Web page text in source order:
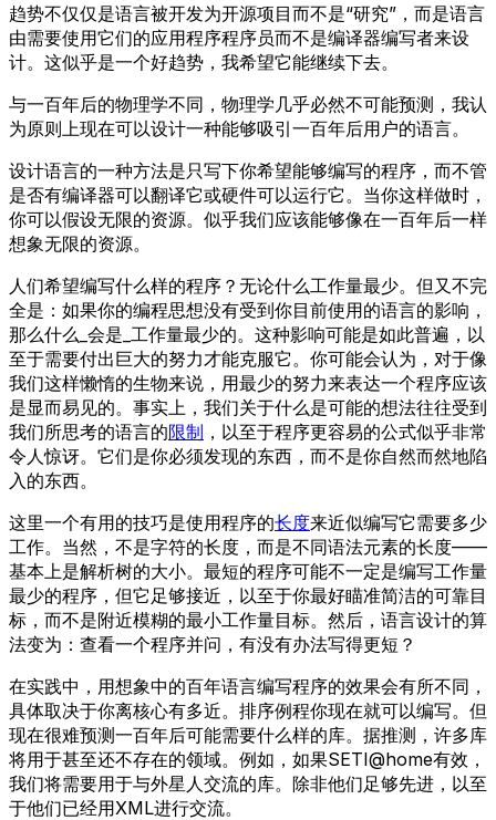
趋势不仅仅是语言被开发为开源项目而不是“研究”，而是语言
由需要使用它们的应用程序程序员而不是编译器编写者来设
计。这似乎是一个好趋势，我希望它能继续下去。
与一百年后的物理学不同，物理学几乎必然不可能预测，我认
为原则上现在可以设计一种能够吸引一百年后用户的语言。
设计语言的一种方法是只写下你希望能够编写的程序，而不管
是否有编译器可以翻译它或硬件可以运行它。当你这样做时，
你可以假设无限的资源。似乎我们应该能够像在一百年后一样
想象无限的资源。
人们希望编写什么样的程序？无论什么工作量最少。但又不完
全是：如果你的编程思想没有受到你目前使用的语言的影响，
那么什么_会是_工作量最少的。这种影响可能是如此普遍，以
至于需要付出巨大的努力才能克服它。你可能会认为，对于像
我们这样懒惰的生物来说，用最少的努力来表达一个程序应该
是显而易见的。事实上，我们关于什么是可能的想法往往受到
我们所思考的语言的限制 ，以至于程序更容易的公式似乎非常
令人惊讶。它们是你必须发现的东西，而不是你自然而然地陷
入的东西。
这里一个有用的技巧是使用程序的长度来近似编写它需要多少
工作。当然，不是字符的长度，而是不同语法元素的长度——
基本上是解析树的大小。最短的程序可能不一定是编写工作量
最少的程序，但它足够接近，以至于你最好瞄准简洁的可靠目
标，而不是附近模糊的最小工作量目标。然后，语言设计的算
法变为：查看一个程序并问，有没有办法写得更短？
在实践中，用想象中的百年语言编写程序的效果会有所不同，
具体取决于你离核心有多近。排序例程你现在就可以编写。但
现在很难预测一百年后可能需要什么样的库。据推测，许多库
将用于甚至还不存在的领域。例如，如果SETI@home有效，
我们将需要用于与外星人交流的库。除非他们足够先进，以至
于他们已经用XML进行交流。